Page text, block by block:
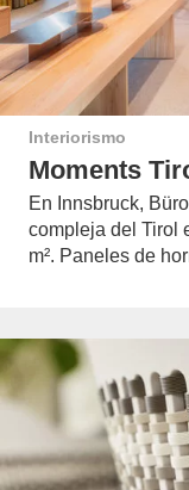
Interiorismo
Moments
En Innsbruck,
compleja del Tirol
m². Paneles de